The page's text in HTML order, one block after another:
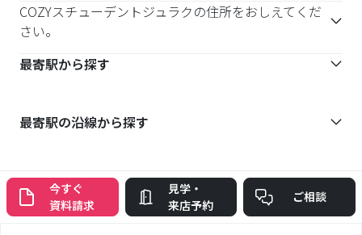
COZYスチューデントジュラクの住所をおしえてくだ
さい。
最寄駅から探す
最寄駅の沿線から探す
今すぐ
資料請求
見学・
来店予約
ご相談